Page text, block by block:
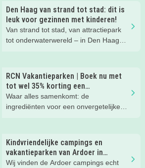
kinderhotels van Valk Exclusief en
boek een heerlijk nachtje weg met je
kind(eren).
Den Haag van strand tot stad: dit is
leuk voor gezinnen met kinderen!
Van strand tot stad, van attractiepark
tot onderwaterwereld – in Den Haag
ontspannen met een lekkere lunch op
het strand en een duik in zee. Heerlijk!
RCN Vakantieparken | Boek nu met
tot wel 35% korting een
zomervakantie!
Waar alles samenkomt: de
ingrediënten voor een onvergetelijke
Kindvriendelijke campings en
vakantieparken van Ardoer in
Nederland
Wij vinden de Ardoer campings echt